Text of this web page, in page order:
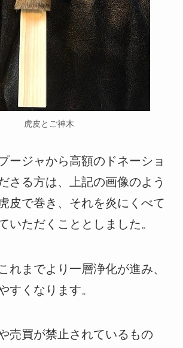
虎皮とご神木
ージャから高額のドネーショ
さる方は、上記の画像のよう
皮で巻き、それを炎にくべて
いただくこととしました。
れまでより一層浄化が進み、
すくなります。
売買が禁止されているもの